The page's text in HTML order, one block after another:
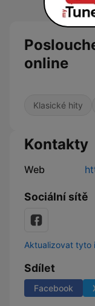
online
Klasické hity
Kontakty
Web
Sociální sítě
Aktualizovat tyto
Sdílet
Facebook